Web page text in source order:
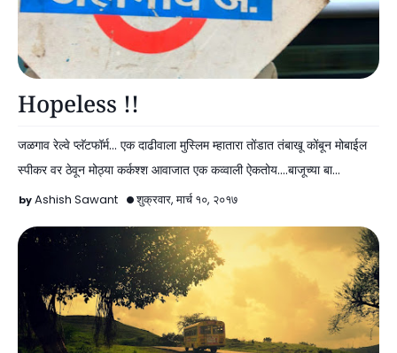
Hopeless !!
जळगाव रेल्वे प्लॅटफॉर्म... एक दाढीवाला मुस्लिम म्हातारा तोंडात तंबाखू कोंबून मोबाईल
स्पीकर वर ठेवून मोठ्या कर्कश्श आवाजात एक कव्वाली ऐकतोय....बाजूच्या बा…
Ashish Sawant शुक्रवार, मार्च १०, २०१७